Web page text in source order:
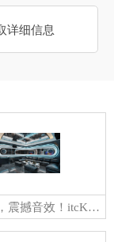
详细信息
发声即燃，震撼音效！itcKTV音视频整体解决方案，引领沉浸式K歌新潮流